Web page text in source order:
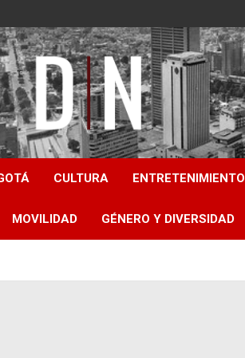
Noticias
CULTURA ENTRETENIMIENTO
MOVILIDAD GÉNERO Y DIVERSIDAD